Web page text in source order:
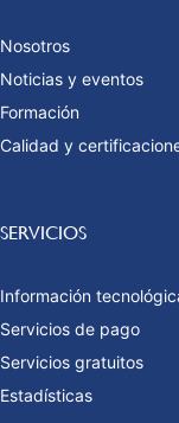
Nosotros
Noticias y eventos
Formación
Calidad y
SERVICIOS
Información
Servicios de pago
Servicios gratuitos
Estadísticas